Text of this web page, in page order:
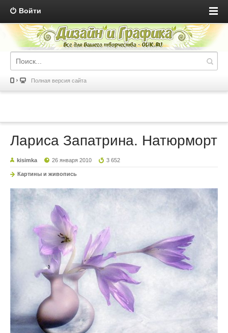
Войти
Полная версия сайта
Лариса Запатрина. Натюрморт
kisimka 26 января 2010 3 652
Картины и живопись